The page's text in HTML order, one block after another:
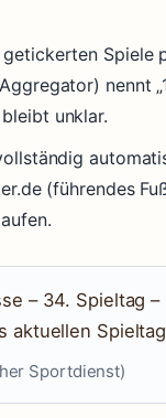
getickerten
nennt
unklar.
(führendes
– 34. Spieltag
aktuellen
Sportdienst)